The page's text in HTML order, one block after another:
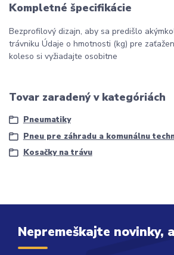
Kompletné špecifikácie
Bezprofilový dizajn, aby sa predišlo
trávniku Údaje o hmotnosti (kg) pre
koleso si vyžiadajte osobitne
Tovar zaradený v kategóriách
Pneumatiky
Pneu pre záhradu a komunálnu
Kosačky na trávu
Nepremeškajte novinky,